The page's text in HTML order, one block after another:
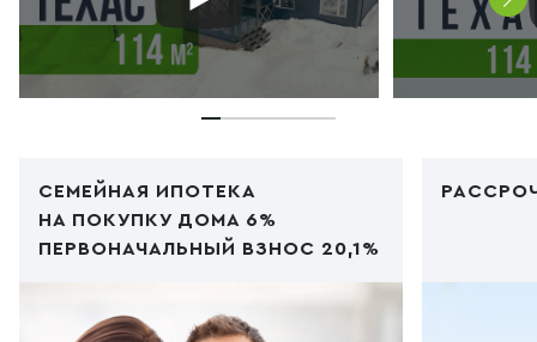
СЕМЕЙНАЯ ИПОТЕКА
НА ПОКУПКУ ДОМА 6%
ПЕРВОНАЧАЛЬНЫЙ ВЗНОС 20,1%
Код PHP/img/ipoteka1.jpg"